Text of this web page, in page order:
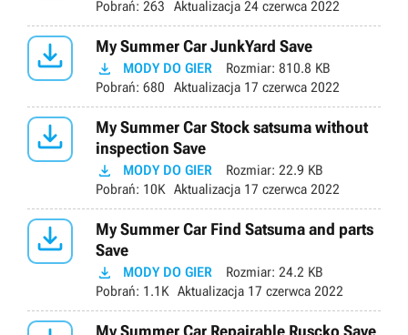
Pobrań: 263 Aktualizacja 24 czerwca 2022
 My Summer Car JunkYard Save
 MODY DO GIER Rozmiar: 810.8 KB
Pobrań: 680 Aktualizacja 17 czerwca 2022

My Summer Car Stock satsuma without
inspection Save
 MODY DO GIER Rozmiar: 22.9 KB
Pobrań: 10K Aktualizacja 17 czerwca 2022

My Summer Car Find Satsuma and parts
Save
 MODY DO GIER Rozmiar: 24.2 KB
Pobrań: 1.1K Aktualizacja 17 czerwca 2022
My Summer Car Repairable Ruscko Save